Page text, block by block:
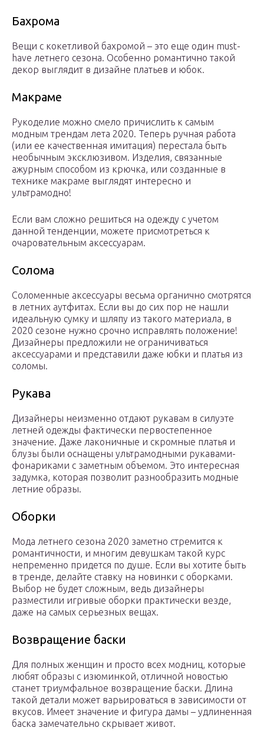
Бахрома
Вещи с кокетливой бахромой – это еще один must-
have летнего сезона. Особенно романтично такой
декор выглядит в дизайне платьев и юбок.
Макраме
Рукоделие можно смело причислить к самым
модным трендам лета 2020. Теперь ручная работа
(или ее качественная имитация) перестала быть
необычным эксклюзивом. Изделия, связанные
ажурным способом из крючка, или созданные в
технике макраме выглядят интересно и
ультрамодно!
Если вам сложно решиться на одежду с учетом
данной тенденции, можете присмотреться к
очаровательным аксессуарам.
Солома
Соломенные аксессуары весьма органично смотрятся
в летних аутфитах. Если вы до сих пор не нашли
идеальную сумку и шляпу из такого материала, в
2020 сезоне нужно срочно исправлять положение!
Дизайнеры предложили не ограничиваться
аксессуарами и представили даже юбки и платья из
соломы.
Рукава
Дизайнеры неизменно отдают рукавам в силуэте
летней одежды фактически первостепенное
значение. Даже лаконичные и скромные платья и
блузы были оснащены ультрамодными рукавами-
фонариками с заметным объемом. Это интересная
задумка, которая позволит разнообразить модные
летние образы.
Оборки
Мода летнего сезона 2020 заметно стремится к
романтичности, и многим девушкам такой курс
непременно придется по душе. Если вы хотите быть
в тренде, делайте ставку на новинки с оборками.
Выбор не будет сложным, ведь дизайнеры
разместили игривые оборки практически везде,
даже на самых серьезных вещах.
Возвращение баски
Для полных женщин и просто всех модниц, которые
любят образы с изюминкой, отличной новостью
станет триумфальное возвращение баски. Длина
такой детали может варьироваться в зависимости от
вкусов. Имеет значение и фигура дамы – удлиненная
баска замечательно скрывает живот.